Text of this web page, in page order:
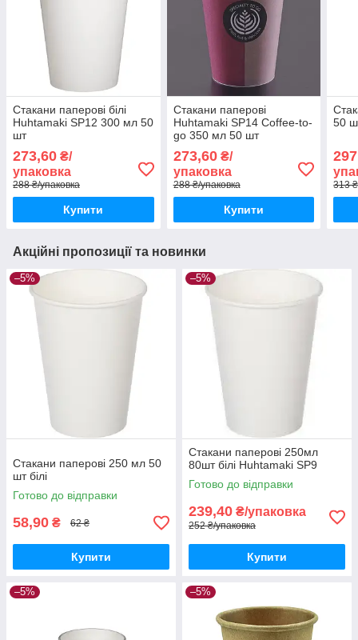
Стакани паперові білі
Huhtamaki SP12 300 мл 50
шт
273,60 ₴/
упаковка
288 ₴/упаковка
Купити
Стакани паперові
Huhtamaki SP14 Coffee-to-
go 350 мл 50 шт
273,60₴/
упаковка
288 ₴/упаковка
Купити
50
313
Акційні пропозиції та новинки
–5%
Стакани паперові 250 мл 50
шт білі
Готово до відправки
58,90 ₴ 62 ₴
Купити
–5%
Стакани паперові 250мл
80шт білі Huhtamaki SP9
Готово до відправки
239,40 ₴/упаковка
252 ₴/упаковка
Купити
–5% –5%